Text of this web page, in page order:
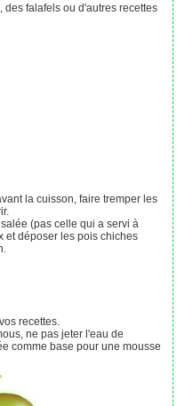
et déposer les pois chiches
recettes.
comme base pour une mousse